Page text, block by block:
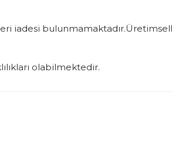
iadesi
olabilmektedir.